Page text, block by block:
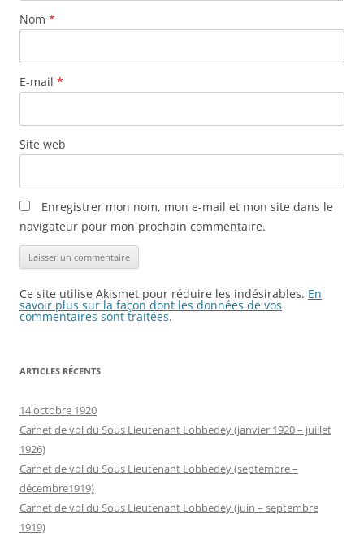
Nom *
E-mail *
Site web
Enregistrer mon nom, mon e-mail et mon site dans le
navigateur pour mon prochain commentaire.
Ce site utilise Akismet pour réduire les indésirables. En
savoir plus sur la façon dont les données de vos
commentaires sont traitées.
ARTICLES RÉCENTS
14 octobre 1920
Carnet de vol du Sous Lieutenant Lobbedey (janvier 1920 – juillet
1926)
Carnet de vol du Sous Lieutenant Lobbedey (septembre –
décembre1919)
Carnet de vol du Sous Lieutenant Lobbedey (juin – septembre
1919)